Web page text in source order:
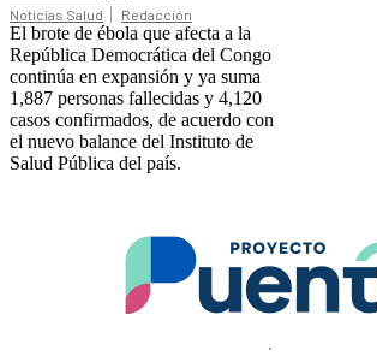
Noticias Salud Redacción
El brote de ébola que afecta a la
República Democrática del Congo
continúa en expansión y ya suma
1,887 personas fallecidas y 4,120
casos confirmados, de acuerdo con
el nuevo balance del Instituto de
Salud Pública del país.
.